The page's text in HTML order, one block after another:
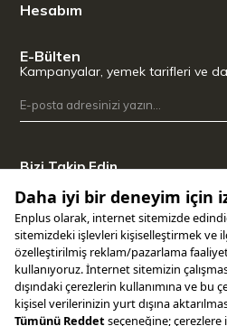
Hesabım
E-Bülten
Kampanyalar, yemek tarifleri ve
Bizi Takip Edin
Uygulamamızı İndirin